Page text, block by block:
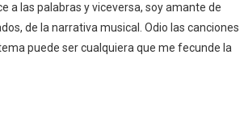
a las palabras y viceversa, soy amante de
de la narrativa musical. Odio las canciones
puede ser cualquiera que me fecunde la